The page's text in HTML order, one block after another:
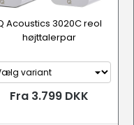
Acoustics 3020C reol
højttalerpar
Fra 3.799 DKK